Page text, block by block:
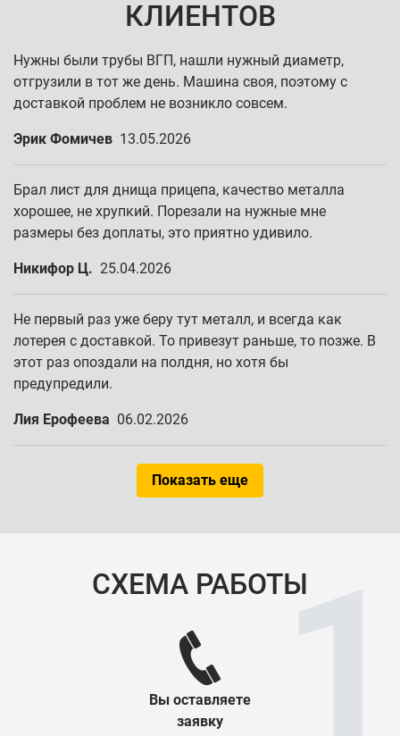
КЛИЕНТОВ
Нужны были трубы ВГП, нашли нужный диаметр,
отгрузили в тот же день. Машина своя, поэтому с
доставкой проблем не возникло совсем.
Эрик Фомичев 13.05.2026
Брал лист для днища прицепа, качество металла
хорошее, не хрупкий. Порезали на нужные мне
размеры без доплаты, это приятно удивило.
Никифор Ц. 25.04.2026
Не первый раз уже беру тут металл, и всегда как
лотерея с доставкой. То привезут раньше, то позже. В
этот раз опоздали на полдня, но хотя бы
предупредили.
Лия Ерофеева 06.02.2026
Показать еще
СХЕМА РАБОТЫ
Вы оставляете
заявку